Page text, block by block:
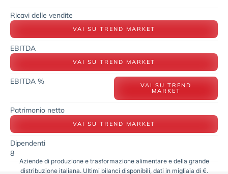
Ricavi delle vendite
VAI SU TREND MARKET
EBITDA
VAI SU TREND MARKET
EBITDA % VAI SU TREND
MARKET
Patrimonio netto
VAI SU TREND MARKET
Dipendenti
8
Aziende di produzione e trasformazione alimentare e della grande
distribuzione italiana. Ultimi bilanci disponibili, dati in migliaia di €.